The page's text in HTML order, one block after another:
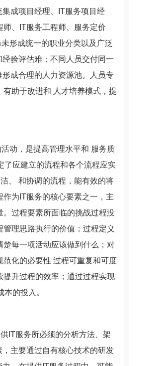
成项目经理、IT服务项目经
、IT服务工程师、服务定价
形成统一的职业分类以及广泛
验评估难；不同人员交付同一
成合理的人力资源池。人员专
助于改进和 人才培养模式，提
动，是提高管理水平和 服务质
了应建立的流程和各个流程应实
、 和协调的流程，能有效的将
为IT服务的核心要素之一，主
过程要素所面临的挑战过程没
理思路执行的价值；过程定义
每一项活动应该做到什么；对
化的必要性 过程可重复和可度
升过程的效率；通过过程实现
的投入。
IT服务所必须的分析方法、架
主要通过自有核心技术的研发